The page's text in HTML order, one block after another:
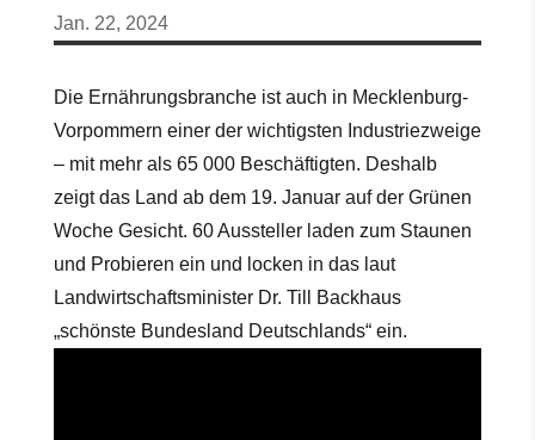
Jan. 22, 2024
Die Ernährungsbranche ist auch in Mecklenburg-
Vorpommern einer der wichtigsten Industriezweige
– mit mehr als 65 000 Beschäftigten. Deshalb
zeigt das Land ab dem 19. Januar auf der Grünen
Woche Gesicht. 60 Aussteller laden zum Staunen
und Probieren ein und locken in das laut
Landwirtschaftsminister Dr. Till Backhaus
„schönste Bundesland Deutschlands“ ein.